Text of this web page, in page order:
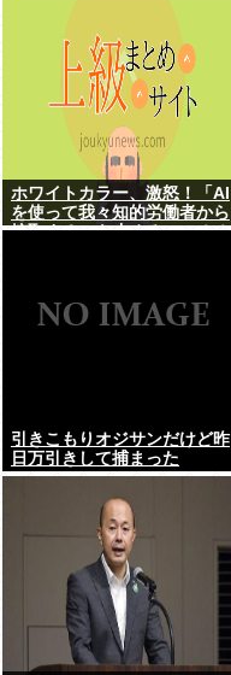
ホワイトカラー、激怒！「AI
を使って我々知的労働者から
搾取するのを止めろォォオオ
引きこもりオジサンだけど昨
日万引きして捕まった